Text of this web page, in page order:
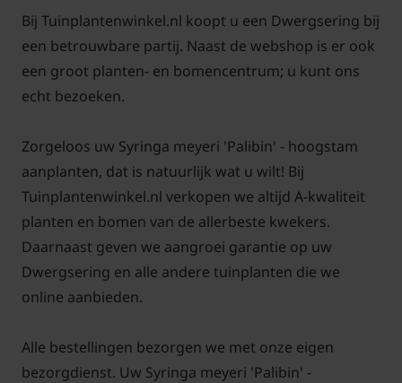
Bij Tuinplantenwinkel.nl koopt u een Dwergsering bij
een betrouwbare partij. Naast de webshop is er ook
een groot planten- en bomencentrum; u kunt ons
echt bezoeken.
Zorgeloos uw Syringa meyeri 'Palibin' - hoogstam
aanplanten, dat is natuurlijk wat u wilt! Bij
Tuinplantenwinkel.nl verkopen we altijd A-kwaliteit
planten en bomen van de allerbeste kwekers.
Daarnaast geven we aangroei garantie op uw
Dwergsering en alle andere tuinplanten die we
online aanbieden.
Alle bestellingen bezorgen we met onze eigen
bezorgdienst. Uw Syringa meyeri 'Palibin' -